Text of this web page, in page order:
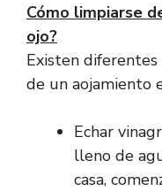
Cómo limpiarse
ojo?
Existen
de un aojamiento
Echar
lleno de
casa,